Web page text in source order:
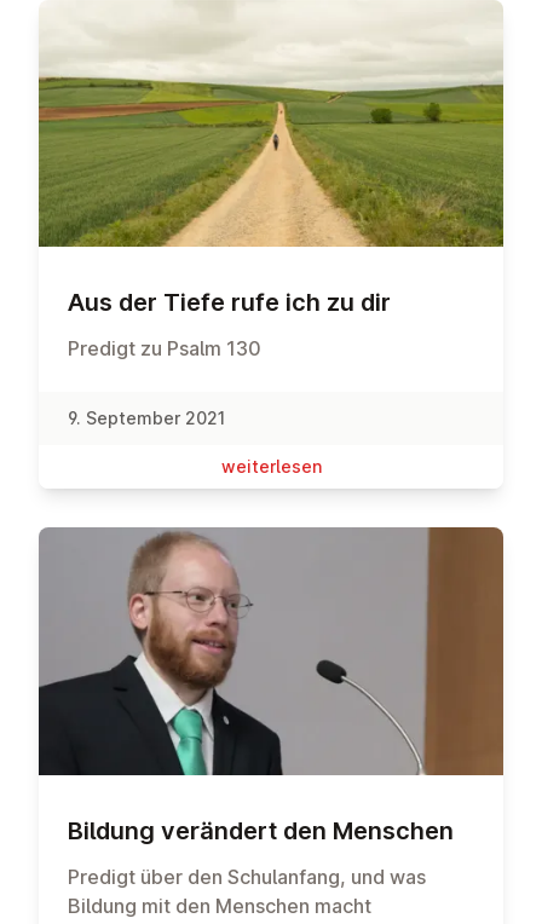
Aus der Tiefe rufe ich zu dir
Predigt zu Psalm 130
9. September 2021
wei­ter­le­sen
Bildung verändert den Menschen
Predigt über den Schulanfang, und was
Bildung mit den Menschen macht